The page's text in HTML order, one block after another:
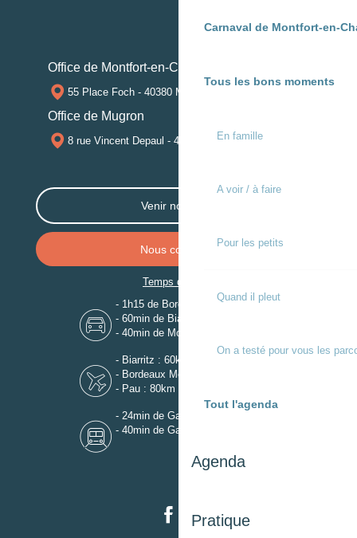
Carnaval de Montfort-en-
Tous les bons moments
En famille
A voir / à faire
Pour les petits
Quand il pleut
On a testé pour vous les
Tout l'agenda
Agenda
Pratique
Office de Montfort-en-Chalosse
55 Place Foch - 40380 MONTFORT-EN-CHALOSSE
Office de Mugron
8 rue Vincent Depaul - 40250 MUGRON
Venir nous voir
Nous contacter
Temps de trajet
- 1h15 de Bordeaux
- 60min de Biarritz
- 40min de Mont-de-Marsan
- Biarritz : 60km
- Bordeaux Mérignac : 110km
- Pau : 80km
- 24min de Gare de Dax
- 40min de Gare de Mont-de-Marsan